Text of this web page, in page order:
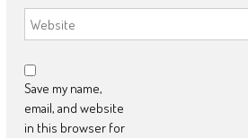
Save my name,
email, and website
in this browser for